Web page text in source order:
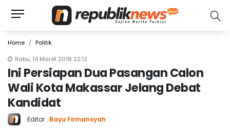
Home
Politik
Rabu, 14 Maret 2018 22:12
Ini Persiapan Dua Pasangan Calon
Wali Kota Makassar Jelang Debat
Kandidat
Editor : Bayu Firmansyah